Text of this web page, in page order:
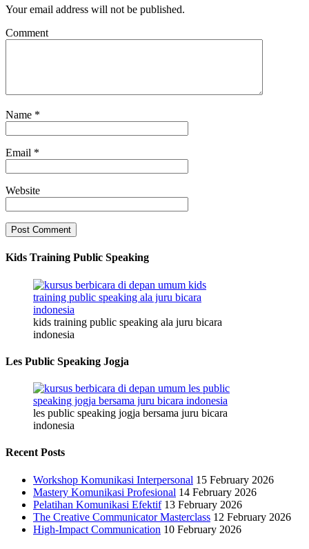
Your email address will not be published.
Comment
Name *
Email *
Website
Kids Training Public Speaking
kids training public speaking ala juru bicara
indonesia
Les Public Speaking Jogja
les public speaking jogja bersama juru bicara
indonesia
Recent Posts
Workshop Komunikasi Interpersonal 15 February 2026
Mastery Komunikasi Profesional 14 February 2026
Pelatihan Komunikasi Efektif 13 February 2026
The Creative Communicator Masterclass 12 February 2026
High-Impact Communication 10 February 2026